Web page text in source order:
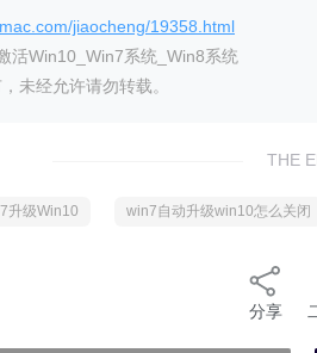
jiaocheng/19358.html
活Win10_Win7系统_Win8系统
未经允许请勿转载。
THE
升级Win10 win7自动升级win10怎么关闭
分享